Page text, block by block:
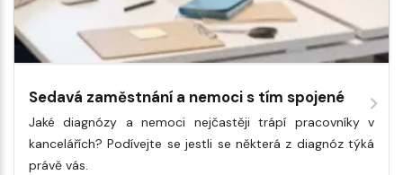
Sedavá zaměstnání a nemoci s tím spojené
Jaké diagnózy a nemoci nejčastěji trápí pracovníky v
kancelářích? Podívejte se jestli se některá z diagnóz týká
právě vás.